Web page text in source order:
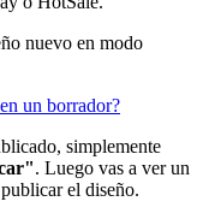
nuevo en modo
un borrador?
simplemente
. Luego vas a ver un
el diseño.